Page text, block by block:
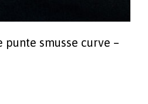
smusse curve –